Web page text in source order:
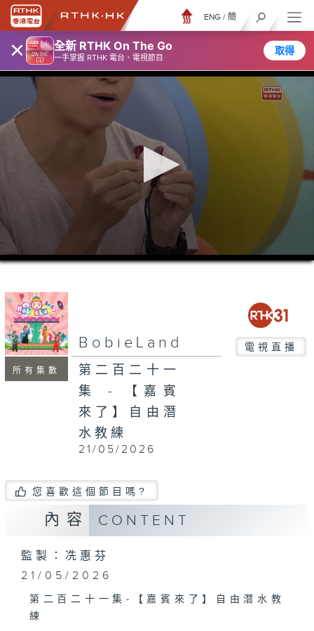
× 全新 RTHK On The Go
一手掌握 RTHK 電台、電視節目
取得
ENG / 簡
0
seconds
minutes,
7
seconds
所有集數
BobieLand 電視直播
第二百二十一
集 - 【嘉賓
來了】自由潛
水教練
21/05/2026
您喜歡這個節目嗎?
內容 CONTENT
監製：冼惠芬
21/05/2026
第二百二十一集-【嘉賓來了】自由潛水教
練